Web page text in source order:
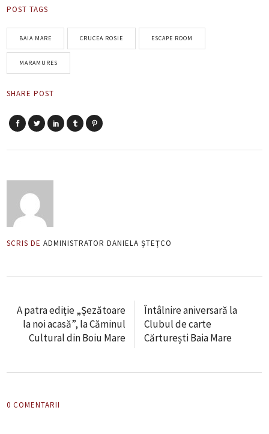
POST TAGS
BAIA MARE CRUCEA ROSIE ESCAPE ROOM
MARAMURES
SHARE POST
SCRIS DE ADMINISTRATOR DANIELA ȘTEȚCO
A patra ediție „Șezătoare
la noi acasă”, la Căminul
Cultural din Boiu Mare
Întâlnire aniversară la
Clubul de carte
Cărturești Baia Mare
0 COMENTARII